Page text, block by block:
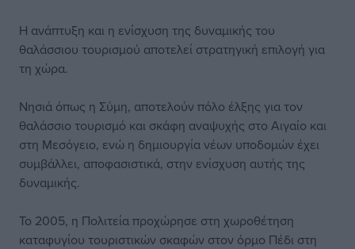
Η ανάπτυξη και η ενίσχυση της δυναμικής του
θαλάσσιου τουρισμού αποτελεί στρατηγική επιλογή για
τη χώρα.
Νησιά όπως η Σύμη, αποτελούν πόλο έλξης για τον
θαλάσσιο τουρισμό και σκάφη αναψυχής στο Αιγαίο και
στη Μεσόγειο, ενώ η δημιουργία νέων υποδομών έχει
συμβάλλει, αποφασιστικά, στην ενίσχυση αυτής της
δυναμικής.
Το 2005, η Πολιτεία προχώρησε στη χωροθέτηση
καταφυγίου τουριστικών σκαφών στον όρμο Πέδι στη